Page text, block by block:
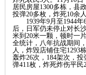
居民房屋1300多栋，县
投弹20多枚，炸死10余人
1939年9月至1944
后，日军仍未停止对长
米到20米一颗，顿时一
全统计，八年抗战期间
人，炸毁店铺住宅1293
轰炸26次，184架次，
弹411枚，炸死炸伤平民